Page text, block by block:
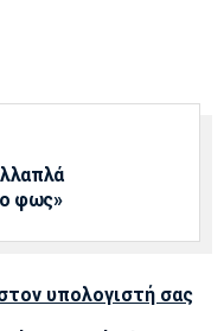
φως»
υπολογιστή σας